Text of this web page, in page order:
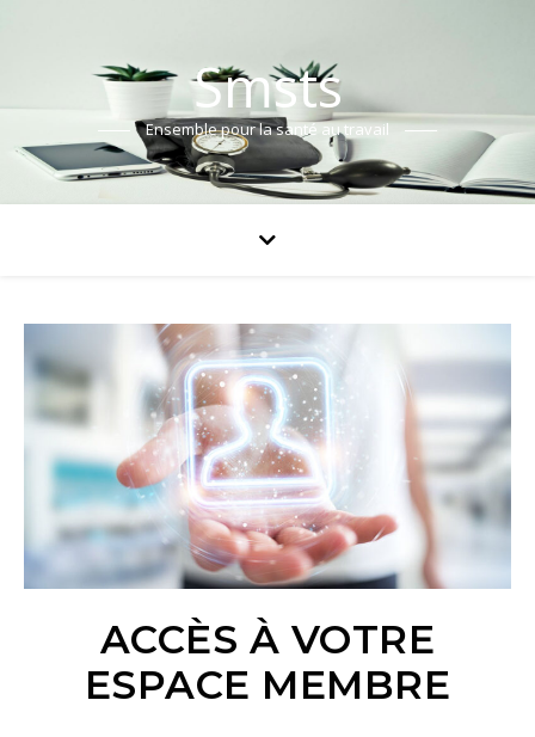
Smsts
Ensemble pour la santé au travail
ACCÈS À VOTRE
ESPACE MEMBRE